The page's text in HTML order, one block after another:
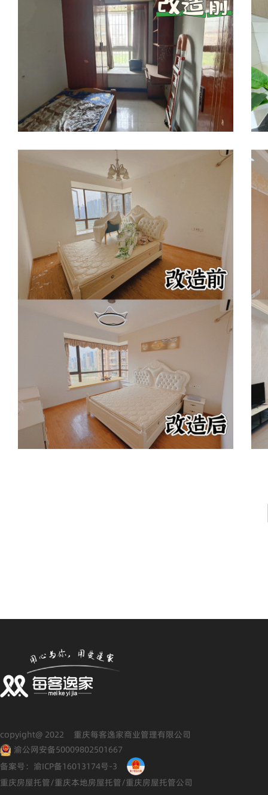
copyight@ 2022 重庆每客逸家商业管理有限公司
渝公网安备50009802501667
备案号：渝ICP备16013174号-3
重庆房屋托管/重庆本地房屋托管/重庆房屋托管公司